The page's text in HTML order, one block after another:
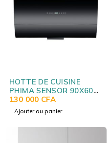
HOTTE DE CUISINE
PHIMA SENSOR 90X60
NOIR PHB01PL
130 000 CFA
Ajouter au panier